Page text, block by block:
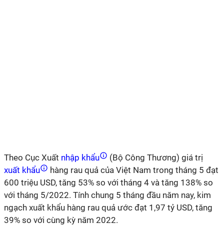
Theo Cục Xuất nhập khẩu
(Bộ Công Thương) giá trị
xuất khẩu
hàng rau quả của Việt Nam trong tháng 5 đạt
600 triệu USD, tăng 53% so với tháng 4 và tăng 138% so
với tháng 5/2022. Tính chung 5 tháng đầu năm nay, kim
ngạch xuất khẩu hàng rau quả ước đạt 1,97 tỷ USD, tăng
39% so với cùng kỳ năm 2022.